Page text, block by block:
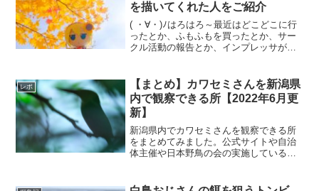
を描いてくれた人をご紹介
( ・∀・)ﾉはろはろ～最近はどこどこに行
ったとか、ふもふもを買ったとか、サー
クル活動の報告とか、インプレッサが壊
みようかなと。SNSは国産SNSのmixiの
頃からやっ...
レポ
【まとめ】カワセミさんを新潟県
内で観察できる所【2022年6月更
新】
新潟県内でカワセミさんを観察できる所
をまとめてみました。公式サイトや自治
体主催や日本野鳥の会の実施している探
い観察ポイントは不詳とします。だって